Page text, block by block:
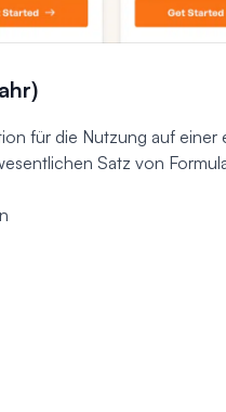
für die Nutzung auf einer
Satz von